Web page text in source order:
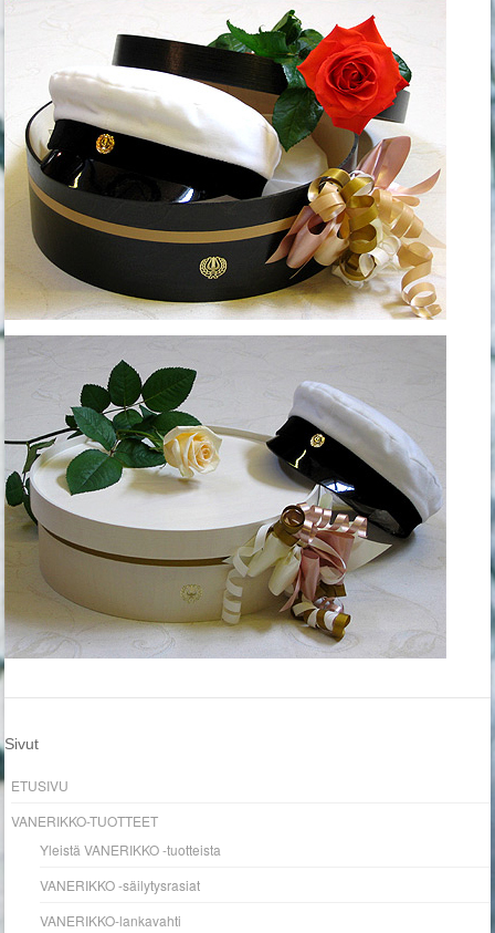
Sivut
ETUSIVU
VANERIKKO-TUOTTEET
Yleistä VANERIKKO -tuotteista
VANERIKKO -säilytysrasiat
VANERIKKO-lankavahti